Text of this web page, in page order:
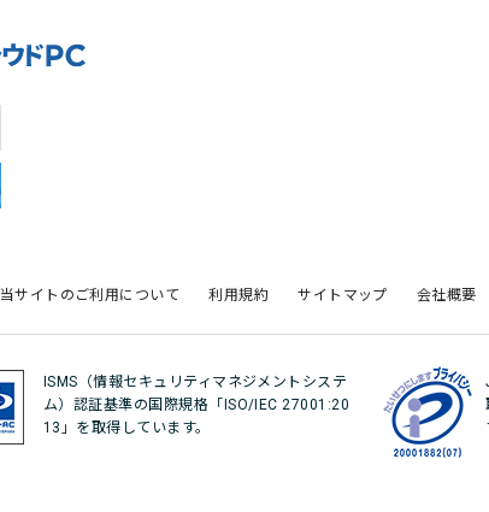
当サイトのご利用について 利用規約 サイトマップ 会社概要
ISMS（情報セキュリティマネジメントシステ
ム）認証基準の国際規格「ISO/IEC 27001:20
13」を取得しています。